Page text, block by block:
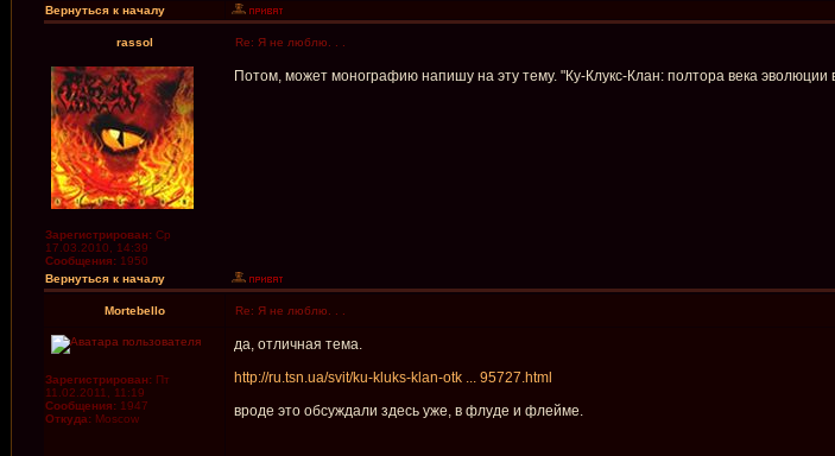
Вернуться к началу
rassol Re: Я не люблю. . .
Зарегистрирован: Ср
17.03.2010, 14:39
Сообщения: 1950
Потом, может монографию напишу на эту тему. "Ку-Клукс-Клан: полтора века эволюции
Вернуться к началу
Mortebello Re: Я не люблю. . .
Зарегистрирован: Пт
11.02.2011, 11:19
Сообщения: 1947
Откуда: Moscow
да, отличная тема.
http://ru.tsn.ua/svit/ku-kluks-klan-otk ... 95727.html
вроде это обсуждали здесь уже, в флуде и флейме.